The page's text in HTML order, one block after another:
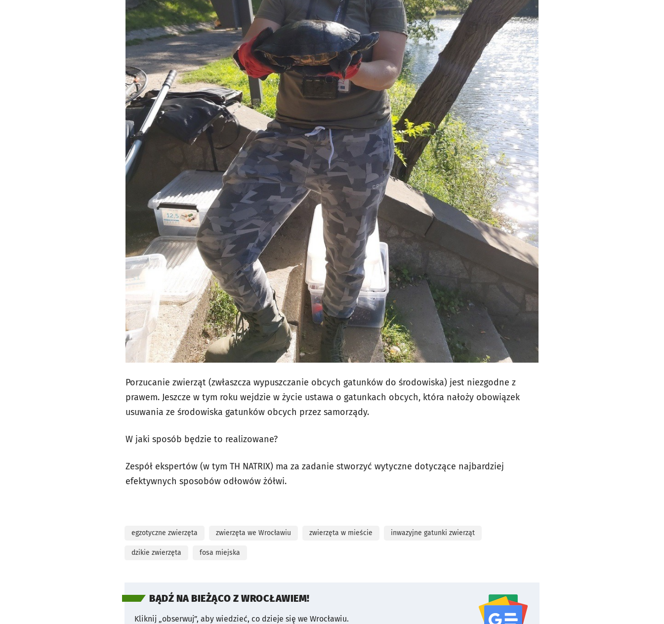
Porzucanie zwierząt (zwłaszcza wypuszczanie obcych gatunków do środowiska) jest niezgodne z
prawem. Jeszcze w tym roku wejdzie w życie ustawa o gatunkach obcych, która nałoży obowiązek
usuwania ze środowiska gatunków obcych przez samorządy.
W jaki sposób będzie to realizowane?
Zespół ekspertów (w tym TH NATRIX) ma za zadanie stworzyć wytyczne dotyczące najbardziej
efektywnych sposobów odłowów żółwi.
egzotyczne zwierzęta zwierzęta we Wrocławiu zwierzęta w mieście inwazyjne gatunki zwierząt
dzikie zwierzęta fosa miejska
BĄDŹ NA BIEŻĄCO Z WROCŁAWIEM!
Kliknij „obserwuj”, aby wiedzieć, co dzieje się we Wrocławiu.